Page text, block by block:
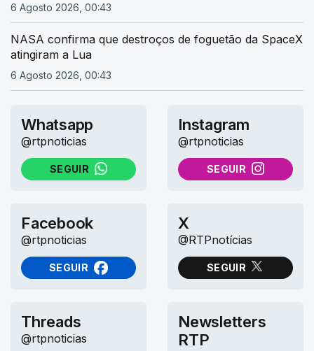
6 Agosto 2026, 00:43
NASA confirma que destroços de foguetão da SpaceX
atingiram a Lua
6 Agosto 2026, 00:43
Whatsapp
@rtpnoticias
SEGUIR
NO WHATSAPP
Instagram
@rtpnoticias
SEGUIR
NO INSTAGRAM
Facebook
@rtpnoticias
SEGUIR
NO FACEBOOK
X
@RTPnotícias
SEGUIR
NO X (TWITTER)
Threads
@rtpnoticias
Newsletters
RTP